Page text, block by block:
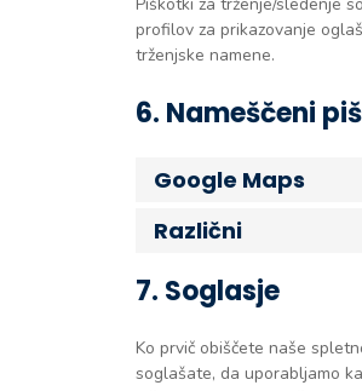
profilov za prikazovanje
trženjske namene.
6. Nameščeni
Google Maps
Različni
7. Soglasje
Ko prvič obiščete naše
soglašate, da uporabljamo